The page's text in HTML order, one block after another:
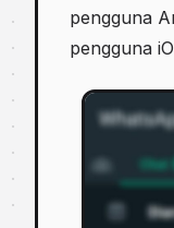
pengguna
pengguna